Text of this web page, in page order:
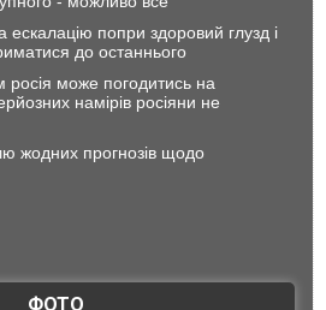
ескалацію попри здоровий глузд і
до останнього
може погодитись на
намірів росіяни не
жодних прогнозів щодо
ФОТО